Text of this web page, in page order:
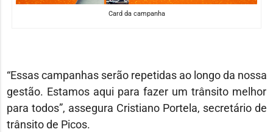
Card da campanha
“Essas campanhas serão repetidas ao longo da nossa
gestão. Estamos aqui para fazer um trânsito melhor
para todos”, assegura Cristiano Portela, secretário de
trânsito de Picos.